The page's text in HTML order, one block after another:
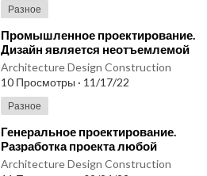
Разное
⁣Промышленное проектирование.
Дизайн является неотъемлемой
частью любой отрасли.
Architecture Design Construction
10 Просмотры · 11/17/22
Разное
⁣Генеральное проектирование.
Разработка проекта любой
сложности. bim проектирование.
Architecture Design Construction